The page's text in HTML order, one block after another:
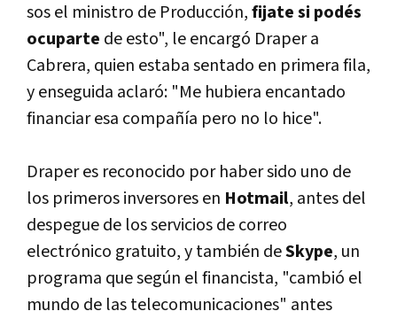
sos el ministro de Producción,fijate si podés
ocuparte de esto", le encargó Draper a
Cabrera, quien estaba sentado en primera fila,
y enseguida aclaró: "Me hubiera encantado
financiar esa compañí­a pero no lo hice".
Draper es reconocido por haber sido uno de
los primeros inversores en Hotmail, antes del
despegue de los servicios de correo
electrónico gratuito, y también deSkype, un
programa que según el financista, "cambió el
mundo de las telecomunicaciones" antes